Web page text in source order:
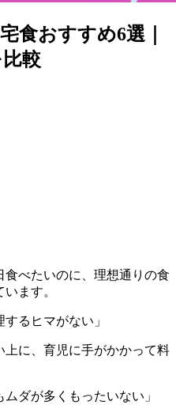
食おすすめ6選｜
較
べたいのに、理想通りの食
ます。
るヒマがない」
上に、育児に手がかかって料
ダが多くもったいない」